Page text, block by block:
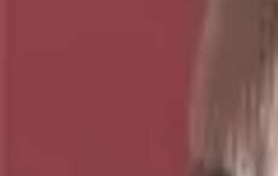
Blumen
Kränze und ausgewählte
Ob als stilvoller Türschmuck